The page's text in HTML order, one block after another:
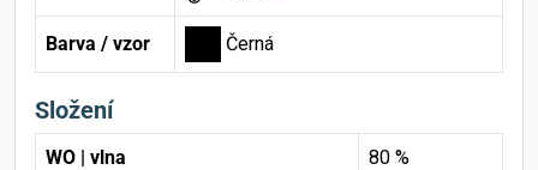
Barva / vzor Černá
Složení
WO | vlna 80 %